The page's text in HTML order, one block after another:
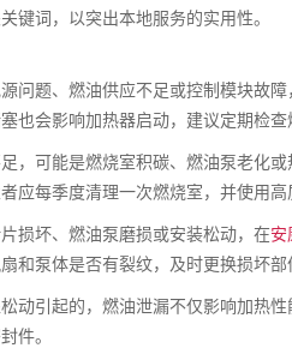
键词，以突出本地服务的实用性。
问题、燃油供应不足或控制模块故障
会影响加热器启动，建议定期检查
，可能是燃烧室积碳、燃油泵老化
每季度清理一次燃烧室，并使用高
损坏、燃油泵磨损或安装松动，在安
和泵体是否有裂纹，及时更换损坏部
动引起的，燃油泄漏不仅影响加热
件。